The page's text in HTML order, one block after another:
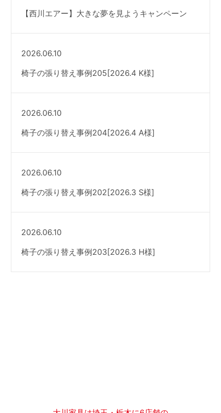
【西川エアー】大きな夢を見ようキャンペーン
2026.06.10
椅子の張り替え事例205[2026.4 K様]
2026.06.10
椅子の張り替え事例204[2026.4 A様]
2026.06.10
椅子の張り替え事例202[2026.3 S様]
2026.06.10
椅子の張り替え事例203[2026.3 H様]